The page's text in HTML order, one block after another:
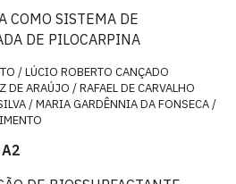
COMO SISTEMA DE
DE PILOCARPINA
/ LÚCIO ROBERTO CANÇADO
DE ARAÚJO / RAFAEL DE CARVALHO
/ MARIA GARDÊNNIA DA FONSECA /